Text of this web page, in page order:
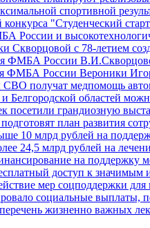
спортивной
"Студенческий
России и
с 78-летием
ФМБА России
ФМБА России Вероники
СВО получат медпомощь
Белгородской областей
посетили грандиозную
план развития
10 млрд рублей на
24,5 млрд рублей на
на поддержку
доступ к значимым
мер соцподдержки
социальные выплаты,
жизненно важных